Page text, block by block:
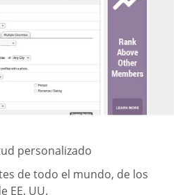
personalizado
de todo el mundo, de los
EE. UU.